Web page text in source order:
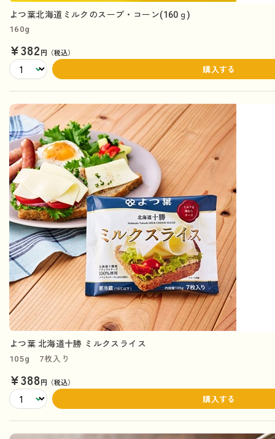
よつ葉北海道ミルクのスープ・コーン(160ｇ)
160g
¥382円（税込）
購入する
よつ葉 北海道十勝 ミルクスライス
105g 7枚入り
¥388円（税込）
購入する